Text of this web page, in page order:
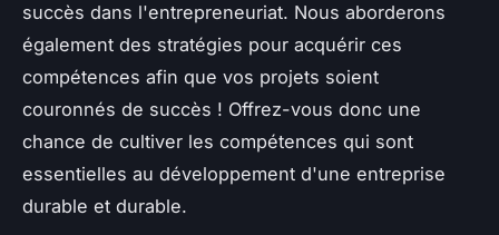
succès dans l'entrepreneuriat. Nous aborderons
également des stratégies pour acquérir ces
compétences afin que vos projets soient
couronnés de succès ! Offrez-vous donc une
chance de cultiver les compétences qui sont
essentielles au développement d'une entreprise
durable et durable.